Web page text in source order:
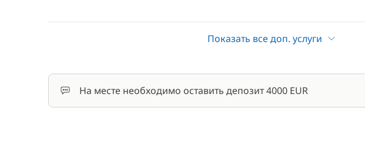
Шкипер
Показать все доп. услуги
На месте необходимо оставить депозит 4000 EUR